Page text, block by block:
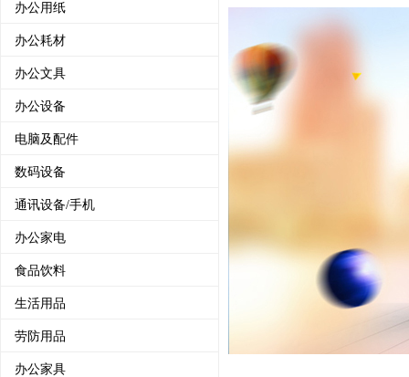
办公用纸
办公耗材
办公文具
办公设备
电脑及配件
数码设备
通讯设备/手机
办公家电
食品饮料
生活用品
劳防用品
办公家具